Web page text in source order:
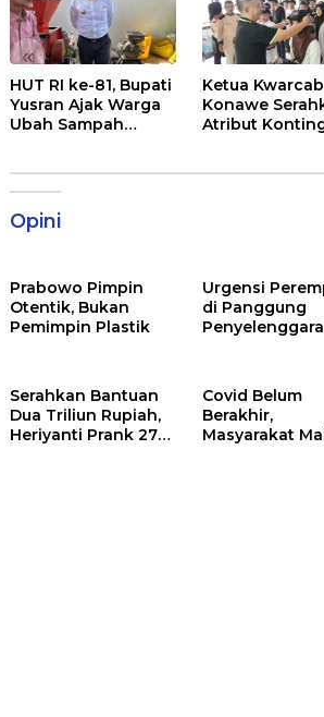
«
HUT RI ke-81, Bupati
Yusran Ajak Warga
Ubah Sampah
Ketua Kwarcab
Konawe
Atribut
Opini
Prabowo Pimpin
Otentik, Bukan
Pemimpin Plastik
Urgensi
di Panggung
Penyelenggara
Serahkan Bantuan
Dua Triliun Rupiah,
Heriyanti Prank 270
Covid Belum
Berakhir,
Masyarakat